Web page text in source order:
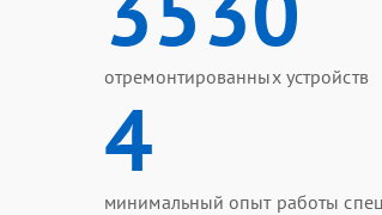
отремонтированных устройств
4
минимальный опыт работы